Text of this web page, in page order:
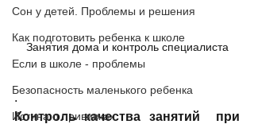
Сон у детей. Проблемы и решения
Как подготовить ребенка к школе
Если в школе - проблемы
Безопасность маленького ребенка
Истина о прививках
Занятия дома и контроль специалиста
.
Контроль качества занятий  при